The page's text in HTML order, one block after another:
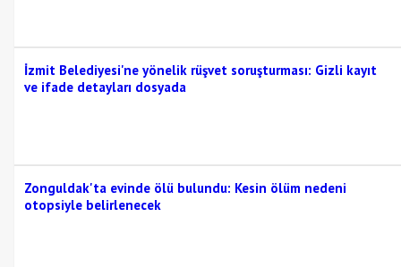
İzmit Belediyesi'ne yönelik rüşvet soruşturması: Gizli kayıt
ve ifade detayları dosyada
Zonguldak'ta evinde ölü bulundu: Kesin ölüm nedeni
otopsiyle belirlenecek